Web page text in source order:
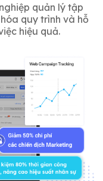
quản lý tập
quy trình và hỗ
hiệu quả.